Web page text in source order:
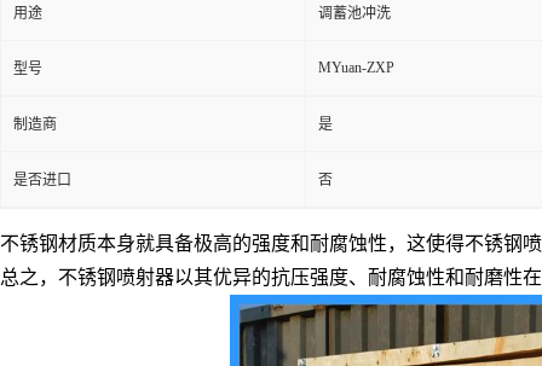
用途 调蓄池冲洗
型号 MYuan-ZXP
制造商 是
是否进口 否
不锈钢材质本身就具备极高的强度和耐腐蚀性，这使得不锈钢
总之，不锈钢喷射器以其优异的抗压强度、耐腐蚀性和耐磨性